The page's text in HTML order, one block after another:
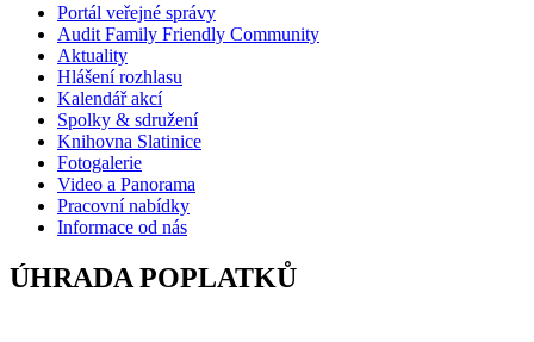
Portál veřejné správy
Audit Family Friendly Community
Aktuality
Hlášení rozhlasu
Kalendář akcí
Spolky & sdružení
Knihovna Slatinice
Fotogalerie
Video a Panorama
Pracovní nabídky
Informace od nás
ÚHRADA POPLATKŮ